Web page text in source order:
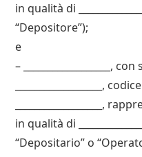
in qualità di
“Depositorе”);
e
– __________________,
__________________,
__________________,
in qualità di
“Depositario” o